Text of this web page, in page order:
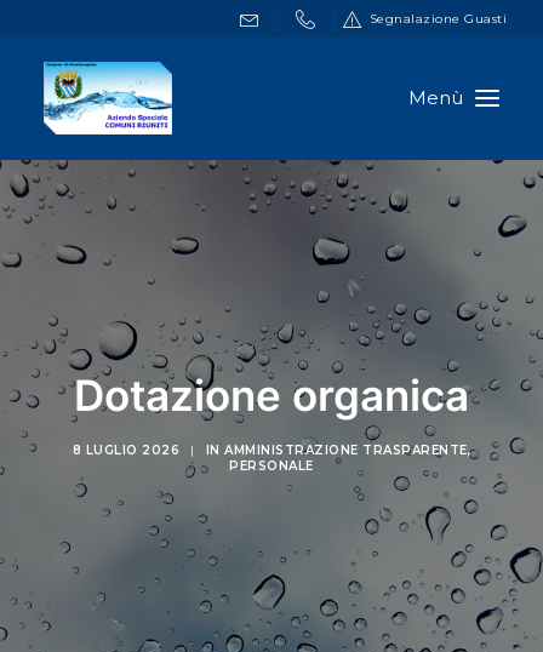
Segnalazione Guasti
HOME
DOCUMENTI
NOTIZIE
A.S.C.R.
CONTATTI
RICERCA
Dotazione organica
8 LUGLIO 2026 | INAMMINISTRAZIONE TRASPARENTE,
PERSONALE